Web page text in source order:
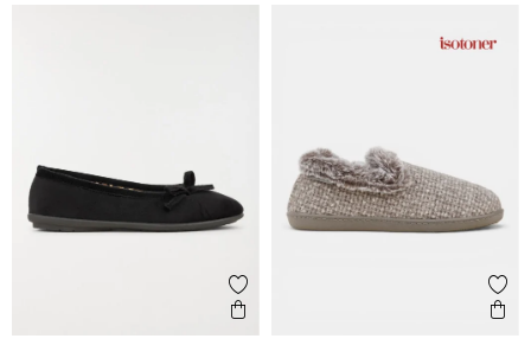
Ajouter aux favoris
Aperçu rapide